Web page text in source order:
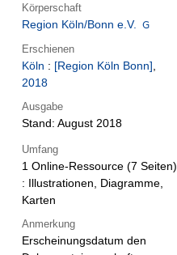
Körperschaft
Region Köln/Bonn e.V.
Erschienen
Köln : [Region Köln Bonn],
2018
Ausgabe
Stand: August 2018
Umfang
1 Online-Ressource (7 Seiten)
: Illustrationen, Diagramme,
Karten
Anmerkung
Erscheinungsdatum den